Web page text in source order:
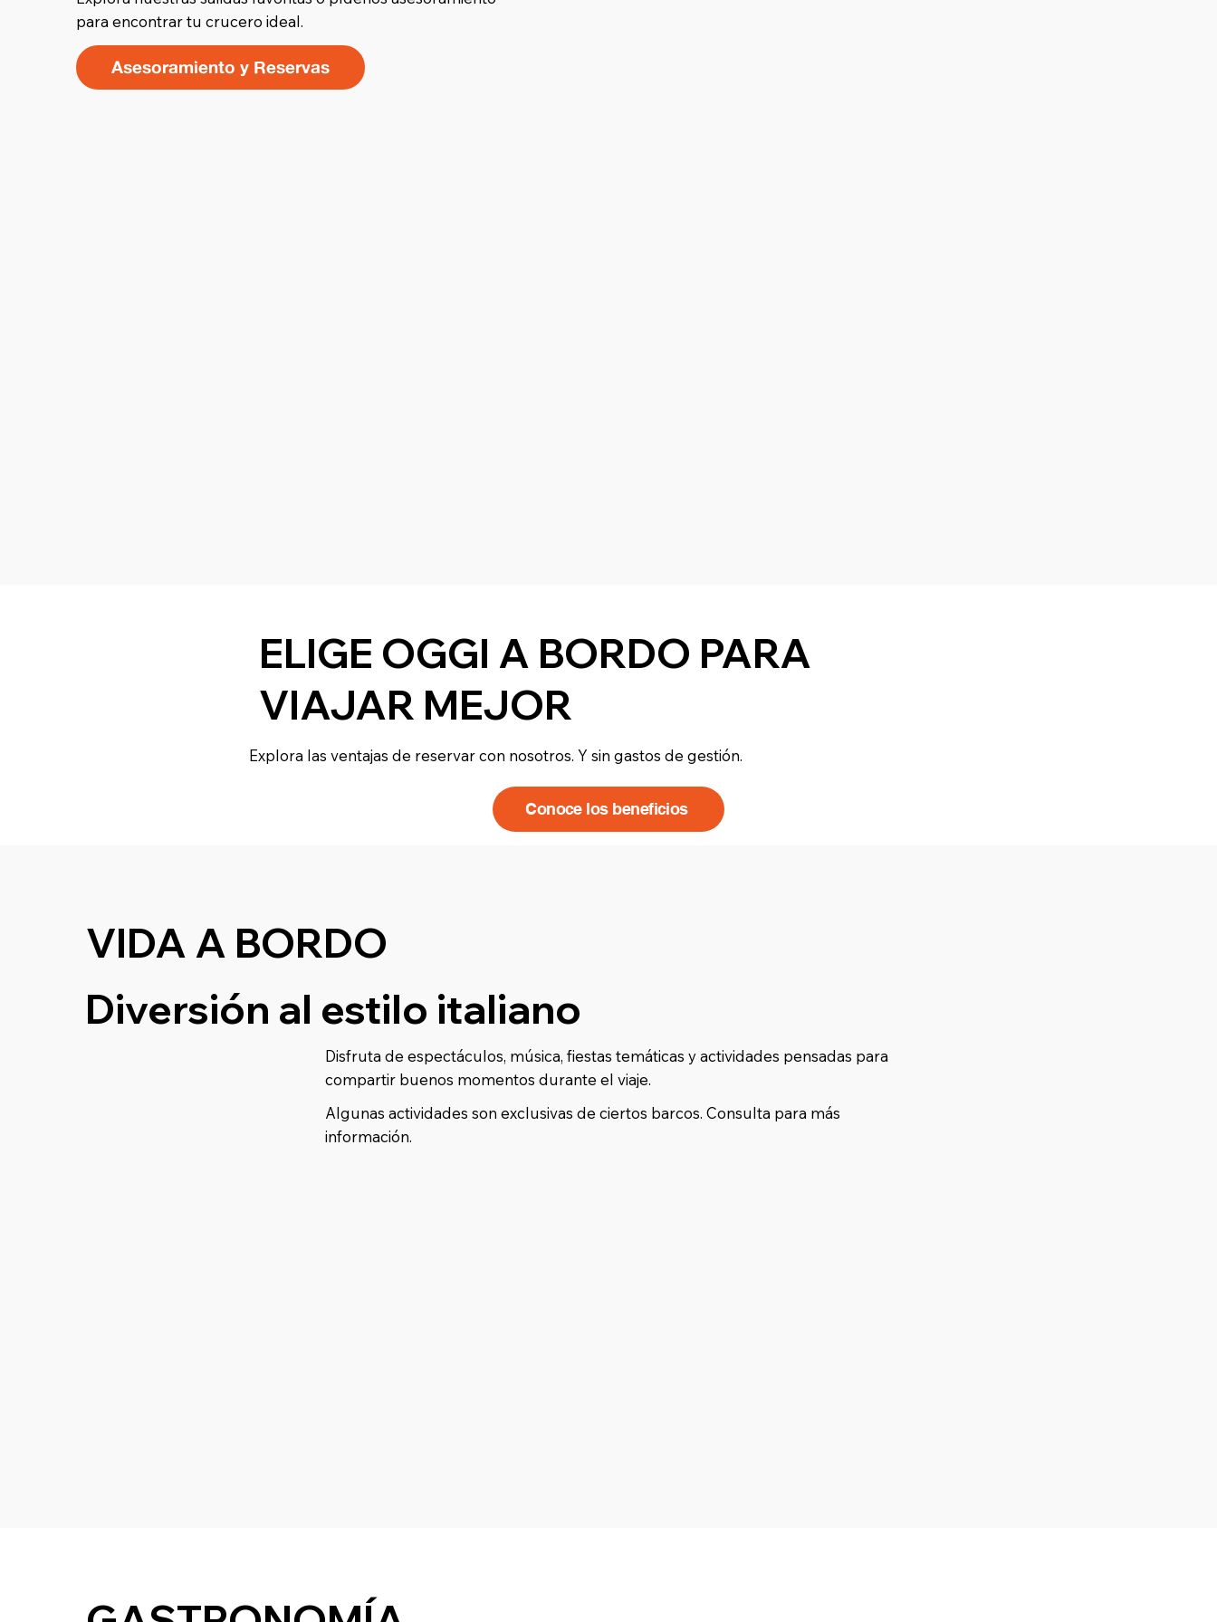
para encontrar tu crucero ideal.
Asesoramiento y Reservas
ELIGE OGGI A BORDO PARA
VIAJAR MEJOR
Explora las ventajas de reservar con nosotros. Y sin gastos de gestión.
Conoce los beneficios
VIDA A BORDO
Diversión al estilo italiano
Disfruta de espectáculos, música, fiestas temáticas y actividades pensadas para
compartir buenos momentos durante el viaje.
Algunas actividades son exclusivas de ciertos barcos. Consulta para más
información.